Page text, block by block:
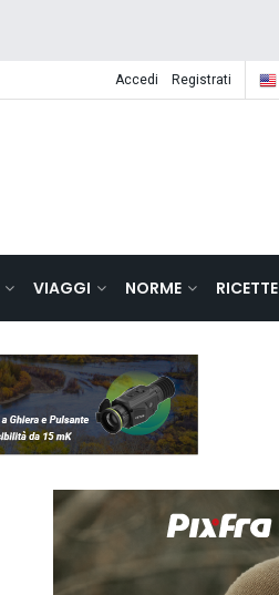
Accedi Registrati
VIAGGI NORME RICETTE